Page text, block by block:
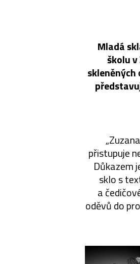
Mladá
školu
přistupuje
Důkazem
sklo s
a
oděvů do